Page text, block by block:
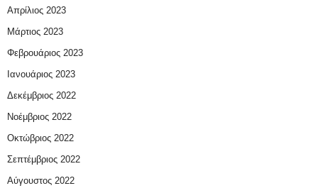
Απρίλιος 2023
Μάρτιος 2023
Φεβρουάριος 2023
Ιανουάριος 2023
Δεκέμβριος 2022
Νοέμβριος 2022
Οκτώβριος 2022
Σεπτέμβριος 2022
Αύγουστος 2022